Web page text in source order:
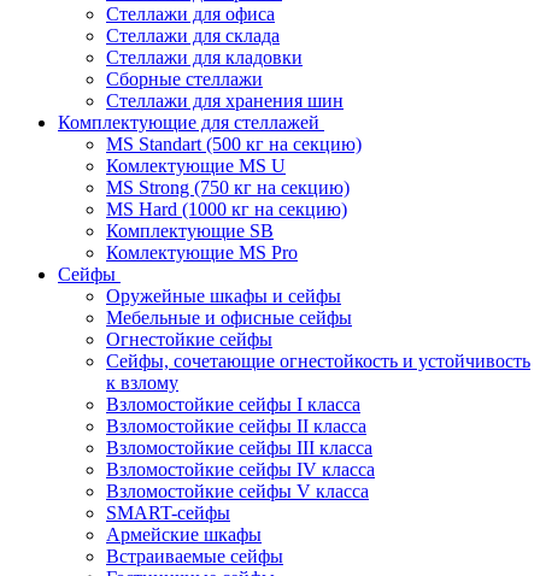
Стеллажи для офиса
Стеллажи для склада
Стеллажи для кладовки
Сборные стеллажи
Стеллажи для хранения шин
Комплектующие для стеллажей
MS Standart (500 кг на секцию)
Комлектующие MS U
MS Strong (750 кг на секцию)
MS Hard (1000 кг на секцию)
Комплектующие SB
Комлектующие MS Pro
Сейфы
Оружейные шкафы и сейфы
Мебельные и офисные сейфы
Огнестойкие сейфы
Сейфы, сочетающие огнестойкость и устойчивость
к взлому
Взломостойкие сейфы I класса
Взломостойкие сейфы II класса
Взломостойкие сейфы III класса
Взломостойкие сейфы IV класса
Взломостойкие сейфы V класса
SMART-сейфы
Армейские шкафы
Встраиваемые сейфы